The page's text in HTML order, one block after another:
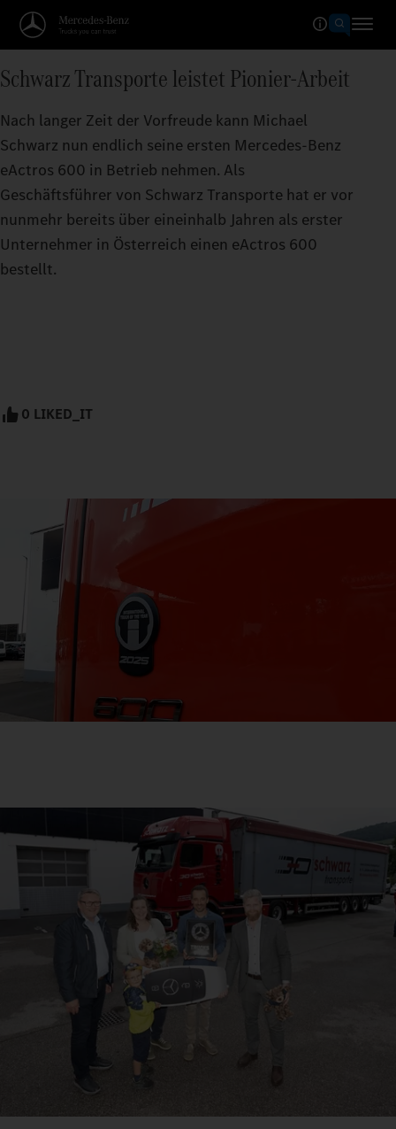
Schwarz Transporte leistet Pionier-Arbeit
Nach langer Zeit der Vorfreude kann Michael
Schwarz nun endlich seine ersten Mercedes-Benz
eActros 600 in Betrieb nehmen. Als
Geschäftsführer von Schwarz Transporte hat er vor
nunmehr bereits über eineinhalb Jahren als erster
Unternehmer in Österreich einen eActros 600
bestellt.
0 LIKED_IT